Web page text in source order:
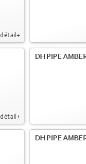
détail+
détail+
DH PIPE
DH PIPE